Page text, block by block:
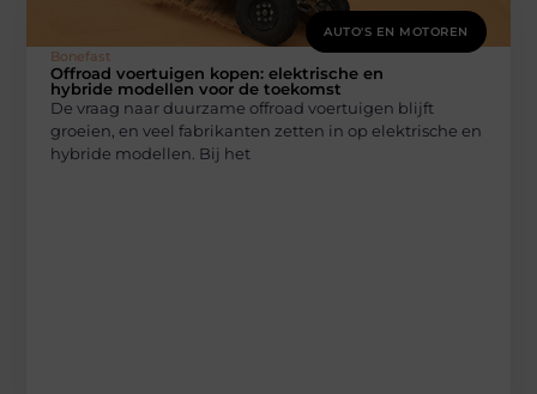
AUTO'S EN MOTOREN
Bonefast
Offroad voertuigen kopen: elektrische en
hybride modellen voor de toekomst
De vraag naar duurzame offroad voertuigen blijft
groeien, en veel fabrikanten zetten in op elektrische en
hybride modellen. Bij het